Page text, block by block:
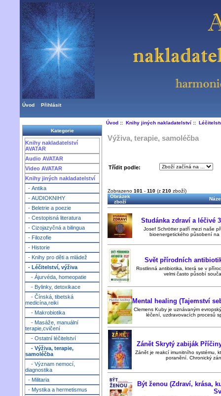
Úvod Přihlásit
Kategorie
Knihy nakladatelství
AVATAR
Audio AVATAR
Video AVATAR
Knihy jiných nakladatelství
- Antika
- AUDIOKNIHY
- Beletrie a poezie
- Cestopisná literatura
- Cizojazyčná a bilingua
- Filozofie
- Historie
- Knihy pro děti a mládež
- Léčitelství, výživa
- Ájurvéda, homeopatie
- Bylinky, detoxikace
- Čínská, tibetská
medicína,reiki
- Makrobiotika
- Masáže, manuální
terapie,cvičení
- Ostatní léčitelství
- Výživa, terapie,
samoléčba
- Význam nemocí,
diagnostika
- Militaria
- Mystika a hermetismus
Úvod:: Knihy jiných nakladatelství::
Výživa, terapie, samoléčba
Třídit podle:
Zobrazeno 101 - 110 (z 210 zboží)
Obrázek
zboží
Studánka zdraví a léčivé
Josef Schrötter patří mezi naše
bioenergetického působení
Svět přírodních
Rostlinná antibiotika, která se v
velmi často působí
Mental healing (Tajemství
Clemens Kuby je uznávaným
léčení, uzdravovacích procesů
Zánět Skrytý zabiják
Zánět je reakcí imunitního systému,
poranění. Chronický
Být ženou (Zdraví, krása,